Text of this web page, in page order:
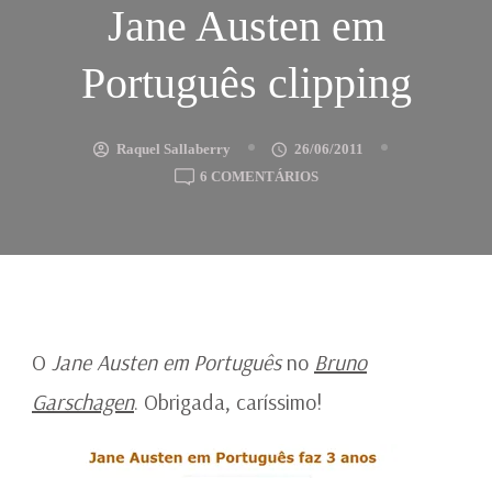
Jane Austen em
Português clipping
Raquel Sallaberry
26/06/2011
6 COMENTÁRIOSEM
EM
O Jane Austen em Portuguêsno Bruno
Garschagen. Obrigada, caríssimo!